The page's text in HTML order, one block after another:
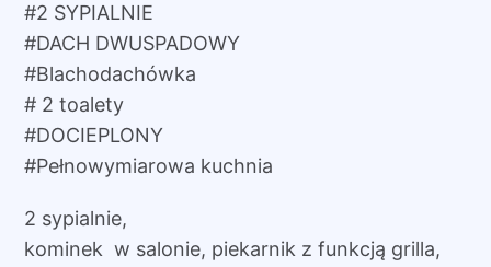
#2 SYPIALNIE
#DACH DWUSPADOWY
#Blachodachówka
# 2 toalety
#DOCIEPLONY
#Pełnowymiarowa kuchnia
2 sypialnie,
kominek w salonie, piekarnik z funkcją grilla,